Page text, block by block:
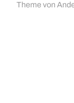
Theme von